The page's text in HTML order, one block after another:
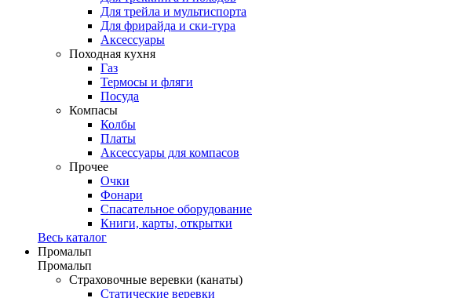
Для трейла и мультиспорта
Для фрирайда и ски-тура
Аксессуары
Походная кухня
Газ
Термосы и фляги
Посуда
Компасы
Колбы
Платы
Аксессуары для компасов
Прочее
Очки
Фонари
Спасательное оборудование
Книги, карты, открытки
Весь каталог
Промальп
Промальп
Страховочные веревки (канаты)
Статические веревки